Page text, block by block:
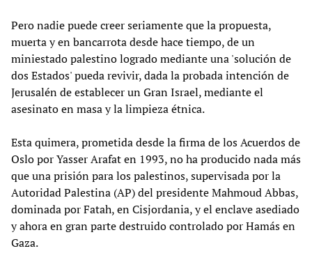
Pero nadie puede creer seriamente que la propuesta,
muerta y en bancarrota desde hace tiempo, de un
miniestado palestino logrado mediante una 'solución de
dos Estados' pueda revivir, dada la probada intención de
Jerusalén de establecer un Gran Israel, mediante el
asesinato en masa y la limpieza étnica.
Esta quimera, prometida desde la firma de los Acuerdos de
Oslo por Yasser Arafat en 1993, no ha producido nada más
que una prisión para los palestinos, supervisada por la
Autoridad Palestina (AP) del presidente Mahmoud Abbas,
dominada por Fatah, en Cisjordania, y el enclave asediado
y ahora en gran parte destruido controlado por Hamás en
Gaza.